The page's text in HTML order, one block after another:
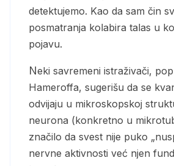
detektujemo. Kao da sam čin
posmatranja kolabira talas u
pojavu.
Neki savremeni istraživači, poput Penrouza i
Hameroffa, sugerišu da se
odvijaju u mikroskopskoj
neurona (konkretno u
značilo da svest nije puko
nervne aktivnosti već njen